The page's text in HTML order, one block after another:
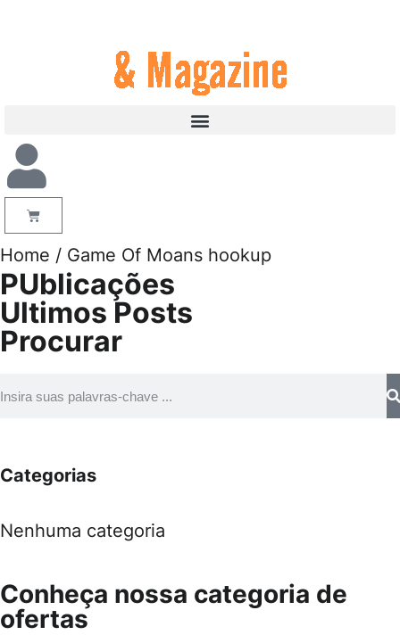
Home / Game Of Moans hookup
PUblicações
Ultimos Posts
Procurar
Categorias
Nenhuma categoria
Conheça nossa categoria de
ofertas